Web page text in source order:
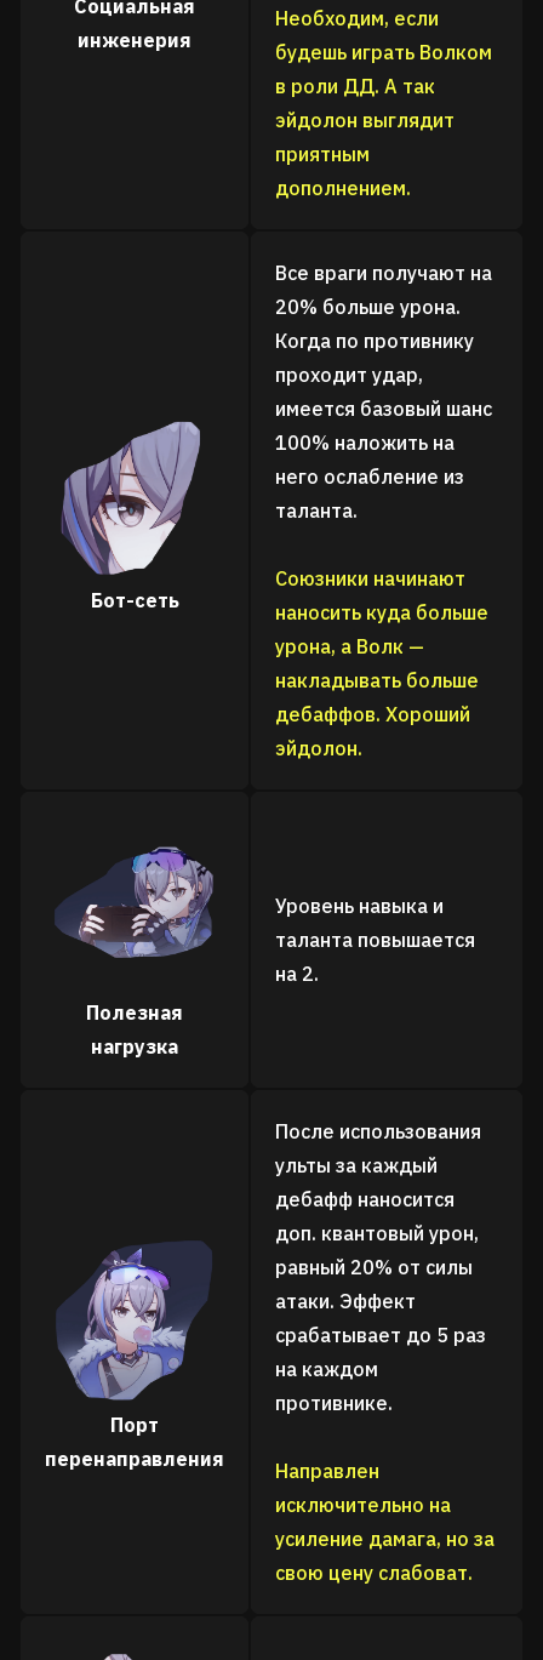
Социальная
инженерия
Необходим, если
будешь играть Волком
в роли ДД. А так
эйдолон выглядит
приятным
дополнением.
Бот-сеть
Все враги получают на
20% больше урона.
Когда по противнику
проходит удар,
имеется базовый шанс
100% наложить на
него ослабление из
таланта.
Союзники начинают
наносить куда больше
урона, а Волк —
накладывать больше
дебаффов. Хороший
эйдолон.
Полезная
нагрузка
Уровень навыка и
таланта повышается
на 2.
Порт
перенаправления
После использования
ульты за каждый
дебафф наносится
доп. квантовый урон,
равный 20% от силы
атаки. Эффект
срабатывает до 5 раз
на каждом
противнике.
Направлен
исключительно на
усиление дамага, но за
свою цену слабоват.